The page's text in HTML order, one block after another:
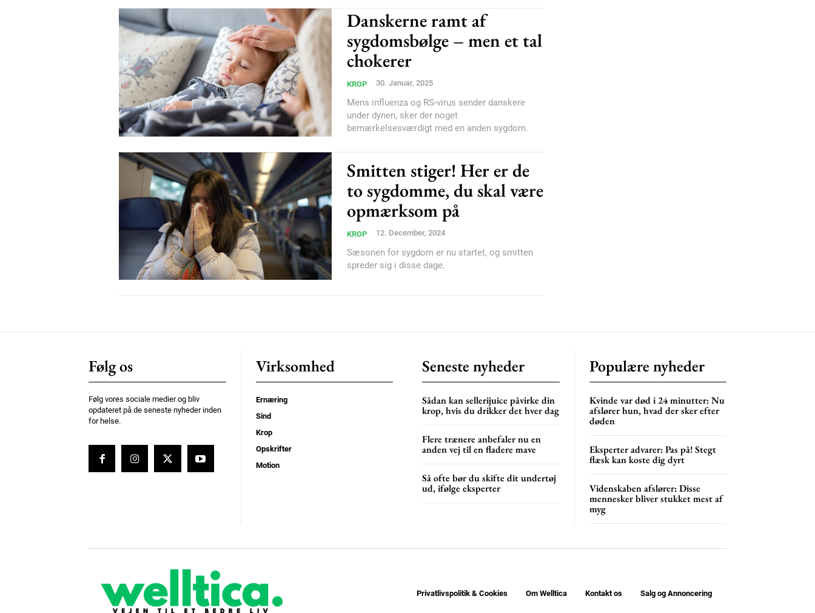
Ut mollis pellentesque tortor
Nullam eu erat condimentum
Donec quis est ac felis
Orci varius natoque dolor
Nullam eu erat condimentum
Donec quis est ac felis
YEARLY PRICING
Danskerne ramt af
sygdomsbølge – men et tal
chokerer
KROP 30. Januar, 2025
Mens influenza og RS-virus sender danskere
under dynen, sker der noget
bemærkelsesværdigt med en anden sygdom.
Smitten stiger! Her er de
to sygdomme, du skal være
opmærksom på
KROP 12. December, 2024
Sæsonen for sygdom er nu startet, og smitten
spreder sig i disse dage.
Følg os
Følg vores sociale medier og bliv
opdateret på de seneste nyheder inden
for helse.
Virksomhed
Ernæring
Sind
Krop
Opskrifter
Motion
Seneste nyheder
Sådan kan sellerijuice påvirke din
krop, hvis du drikker det hver dag
Flere trænere anbefaler nu en
anden vej til en fladere mave
Så ofte bør du skifte dit undertøj
ud, ifølge eksperter
Populære nyheder
Kvinde var død i 24 minutter: Nu
afslører hun, hvad der sker efter
døden
Eksperter advarer: Pas på! Stegt
flæsk kan koste dig dyrt
Videnskaben afslører: Disse
mennesker bliver stukket mest af
myg
Privatlivspolitik & Cookies Om Welltica Kontakt os Salg og Annoncering